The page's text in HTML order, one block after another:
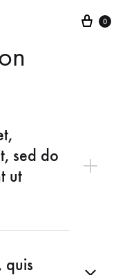
Cart
0
sed do
ut
quis